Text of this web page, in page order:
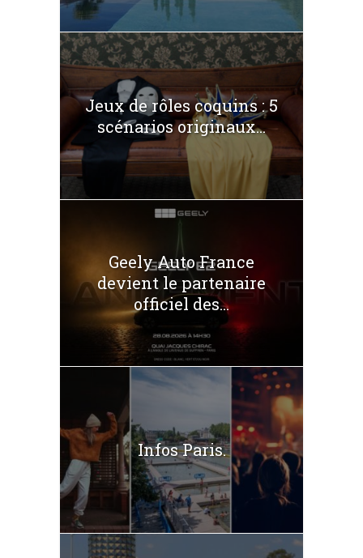
Jeux de rôles coquins : 5
scénarios originaux...
Geely Auto France
devient le partenaire
officiel des...
Infos Paris.